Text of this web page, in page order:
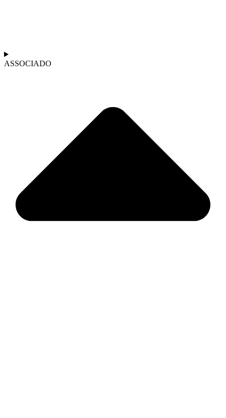
ASSOCIADO